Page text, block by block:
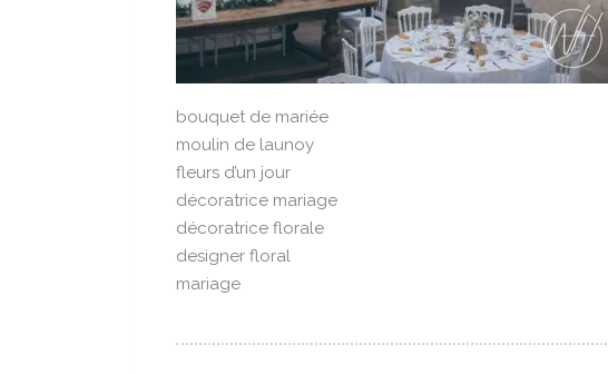
bouquet de mariée
moulin de launoy
fleurs d’un jour
décoratrice mariage
décoratrice florale
designer floral
mariage